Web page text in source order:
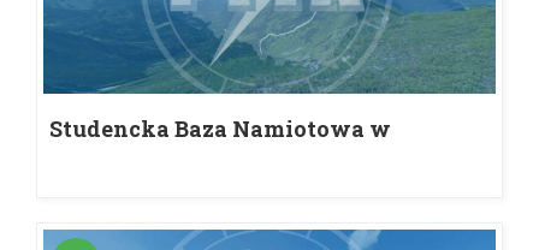
Studencka Baza Namiotowa w